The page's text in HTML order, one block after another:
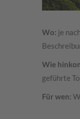
Wo: je
Wie
geführte
Für wen: